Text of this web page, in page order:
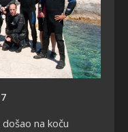
na koču